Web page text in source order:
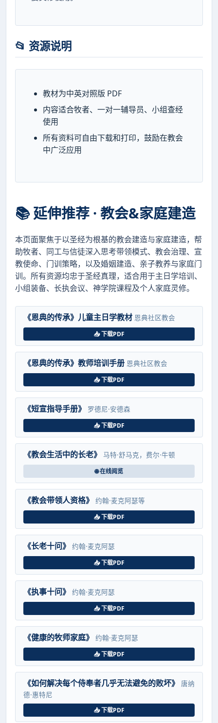
📂 资源说明
教材为中英对照版 PDF
内容适合牧者、一对一辅导员、小组查经
使用
所有资料可自由下载和打印，鼓励在教会
中广泛应用
📚 延伸推荐 · 教会&家庭建造
本页面聚焦于以圣经为根基的教会建造与家庭建造，帮
助牧者、同工与信徒深入思考带领模式、教会治理、宣
教使命、门训策略，以及婚姻建造、亲子教养与家庭门
训。所有资源均忠于圣经真理，适合用于主日学培训、
小组装备、长执会议、神学院课程及个人家庭灵修。
《恩典的传承》儿童主日学教材 恩典社区教会
📥 下载PDF
《恩典的传承》教师培训手册 恩典社区教会
📥 下载PDF
《短宣指导手册》 罗德尼·安德森
📥 下载PDF
《教会生活中的长老》 马特·舒马克，费尔·牛顿
🌐 在线阅览
《教会带领人资格》 约翰·麦克阿瑟等
📥 下载PDF
《长老十问》 约翰·麦克阿瑟
📥 下载PDF
《执事十问》 约翰·麦克阿瑟
📥 下载PDF
《健康的牧师家庭》 约翰·麦克阿瑟
📥 下载PDF
《如何解决每个侍奉者几乎无法避免的败坏》
唐纳
德·惠特尼
📥 下载PDF